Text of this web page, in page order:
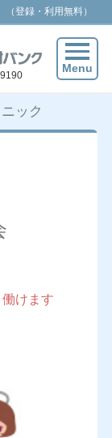
登録・利用無料）
Menu
ック
けます